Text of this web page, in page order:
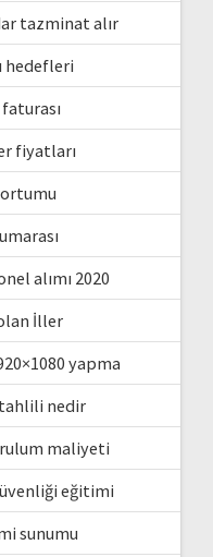
tazminat alır
hedefleri
fiyatları
alımı 2020
İller
yapma
tahlili nedir
maliyeti
eğitimi
sunumu